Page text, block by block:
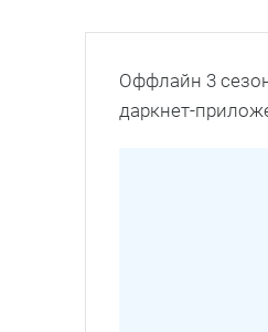
Оффлайн 3
даркнет-